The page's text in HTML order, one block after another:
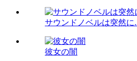
サウンドノベルは突然に
彼女の闇